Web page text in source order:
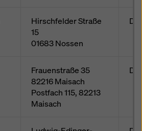
Hirschfelder Straße
15
01683Nossen
Frauenstraße 35
82216Maisach
Postfach115, 82213
Maisach